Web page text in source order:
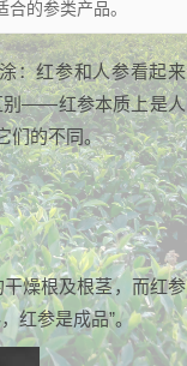
的参类产品。
：红参和人参看起来
别——红参本质上是人
们的不同。
干燥根及根茎，而红参
红参是成品”。